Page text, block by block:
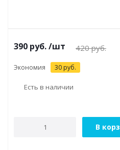
390 руб./шт 420руб.
Экономия 30 руб.
Есть в наличии
В